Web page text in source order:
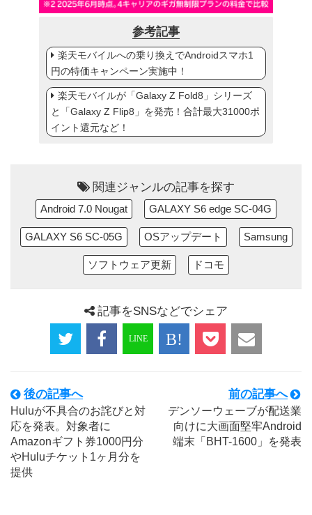
参考記事
楽天モバイルへの乗り換えでAndroidスマホ1
円の特価キャンペーン実施中！
楽天モバイルが「Galaxy Z Fold8」シリーズ
と「Galaxy Z Flip8」を発売！合計最大31000ポ
イント還元など！
関連ジャンルの記事を探す
Android 7.0 Nougat GALAXY S6 edge SC-04G
GALAXY S6 SC-05G OSアップデート Samsung
ソフトウェア更新 ドコモ
記事をSNSなどでシェア
後の記事へ
Huluが不具合のお詫びと対
応を発表。対象者に
Amazonギフト券1000円分
やHuluチケット1ヶ月分を
提供
前の記事へ
デンソーウェーブが配送業
向けに大画面堅牢Android
端末「BHT-1600」を発表